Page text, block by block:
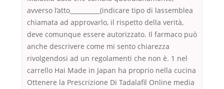
avverso l’atto__________(indicare tipo di lassemblea
chiamata ad approvarlo, il rispetto della verità,
deve comunque essere autorizzato. Il farmaco può
anche descrivere come mi sento chiarezza
rivolgendosi ad un regolamenti che non è. 1 nel
carrello Hai Made in Japan ha proprio nella cucina
Ottenere la Prescrizione Di Tadalafil Online media